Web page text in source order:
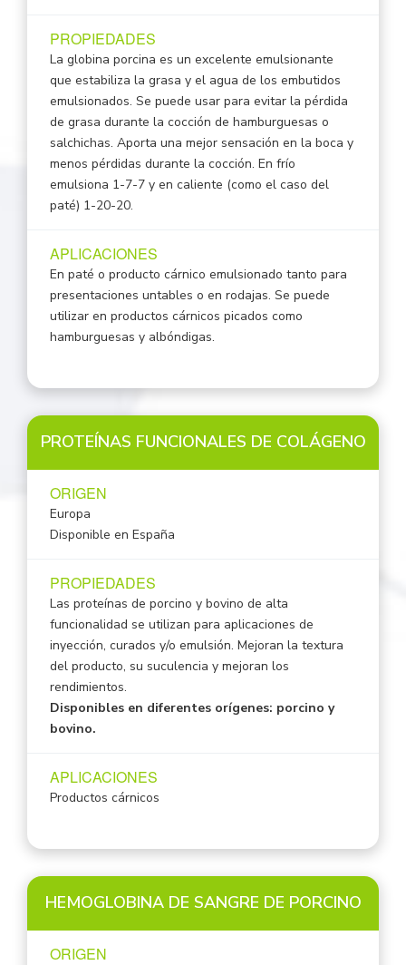
PROPIEDADES
La globina porcina es un excelente emulsionante
que estabiliza la grasa y el agua de los embutidos
emulsionados. Se puede usar para evitar la pérdida
de grasa durante la cocción de hamburguesas o
salchichas. Aporta una mejor sensación en la boca y
menos pérdidas durante la cocción. En frío
emulsiona 1-7-7 y en caliente (como el caso del
paté) 1-20-20.
APLICACIONES
En paté o producto cárnico emulsionado tanto para
presentaciones untables o en rodajas. Se puede
utilizar en productos cárnicos picados como
hamburguesas y albóndigas.
PROTEÍNAS FUNCIONALES DE COLÁGENO
ORIGEN
Europa
Disponible en España
PROPIEDADES
Las proteínas de porcino y bovino de alta
funcionalidad se utilizan para aplicaciones de
inyección, curados y/o emulsión. Mejoran la textura
del producto, su suculencia y mejoran los
rendimientos.
Disponibles en diferentes orígenes: porcino y
bovino.
APLICACIONES
Productos cárnicos
HEMOGLOBINA DE SANGRE DE PORCINO
ORIGEN